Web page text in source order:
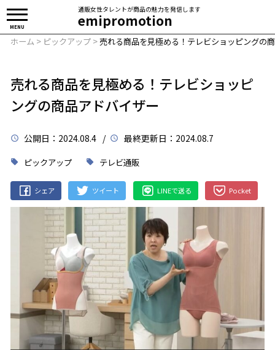
通販女性タレントが商品の魅力を発信します
emipromotion
MENU
ホーム > ピックアップ>売れる商品を見極める！テレビショッピングの
売れる商品を見極める！テレビショッピ
ングの商品アドバイザー
公開日 ：2024.08.4 / 最終更新日 ：2024.08.7
ピックアップ テレビ通販
シェア ツイート LINEで送る Pocket